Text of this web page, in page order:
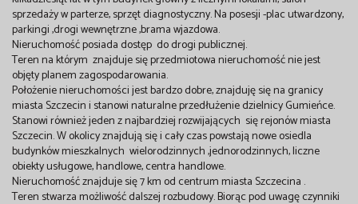
sprzedaży w parterze, sprzęt diagnostyczny. Na posesji -plac utwardzony,
parkingi ,drogi wewnętrzne ,brama wjazdowa.
Nieruchomość posiada dostęp do drogi publicznej.
Teren na którym znajduje się przedmiotowa nieruchomość nie jest
objęty planem zagospodarowania.
Położenie nieruchomości jest bardzo dobre, znajduję się na granicy
miasta Szczecin i stanowi naturalne przedłużenie dzielnicy Gumieńce.
Stanowi również jeden z najbardziej rozwijających się rejonów miasta
Szczecin. W okolicy znajdują się i cały czas powstają nowe osiedla
budynków mieszkalnych wielorodzinnych ,jednorodzinnych, liczne
obiekty usługowe, handlowe, centra handlowe.
Nieruchomość znajduje się 7 km od centrum miasta Szczecina .
Teren stwarza możliwość dalszej rozbudowy. Biorąc pod uwagę czynniki